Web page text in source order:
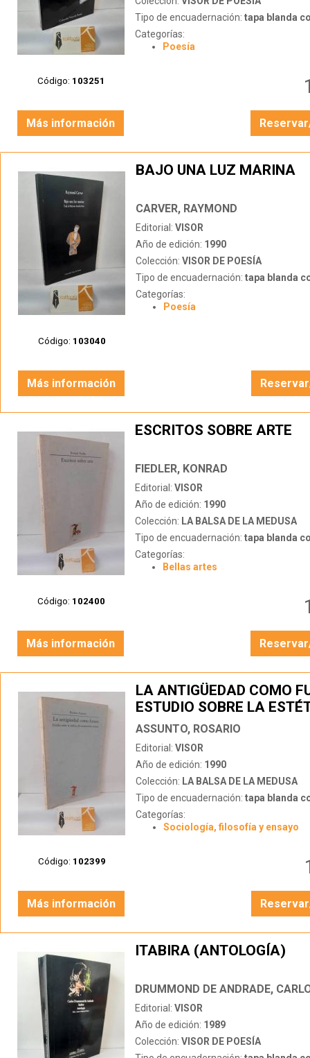
Código: 103251
Tipo de encuadernación: tapa blanda
Categorías:
Poesía
Más información
Código: 103040
BAJO UNA LUZ MARINA
CARVER, RAYMOND
Editorial: VISOR
Año de edición: 1990
Colección: VISOR DE POESÍA
Tipo de encuadernación: tapa blanda
Categorías:
Poesía
Más información
Código: 102400
ESCRITOS SOBRE ARTE
FIEDLER, KONRAD
Editorial: VISOR
Año de edición: 1990
Colección: LA BALSA DE LA MEDUSA
Tipo de encuadernación: tapa blanda
Categorías:
Bellas artes
Más información
Código: 102399
LA ANTIGÜEDAD COMO
ESTUDIO SOBRE LA
NEOCLASICISMO
ASSUNTO, ROSARIO
Editorial: VISOR
Año de edición: 1990
Colección: LA BALSA DE LA MEDUSA
Tipo de encuadernación: tapa blanda
Categorías:
Sociología, filosofía y ensayo
Más información
ITABIRA (ANTOLOGÍA)
DRUMMOND DE ANDRADE,
Editorial: VISOR
Año de edición: 1989
Colección: VISOR DE POESÍA